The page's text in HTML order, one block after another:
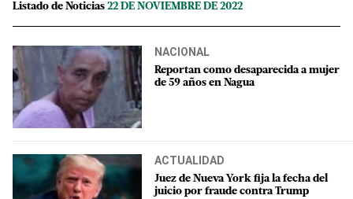
Listado de Noticias 22 DE NOVIEMBRE DE 2022
NACIONAL
Reportan como desaparecida a mujer
de 59 años en Nagua
ACTUALIDAD
Juez de Nueva York fija la fecha del
juicio por fraude contra Trump